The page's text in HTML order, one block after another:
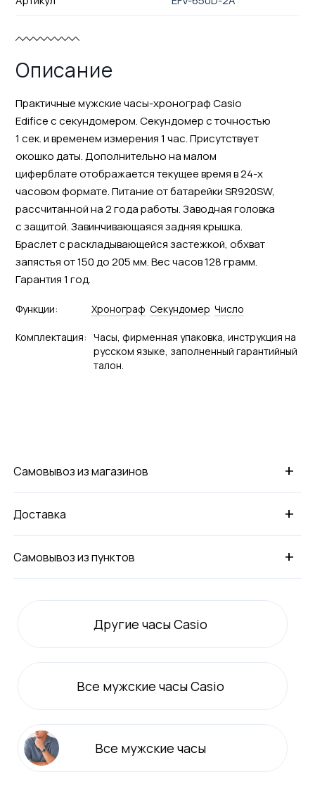
Описание
Практичные мужские часы-хронограф Casio
Edifice с секундомером. Секундомер с точностью
1 сек. и временем измерения 1 час. Присутствует
окошко даты. Дополнительно на малом
циферблате отображается текущее время в 24-х
часовом формате. Питание от батарейки SR920SW,
рассчитанной на 2 года работы. Заводная головка
с защитой. Завинчивающаяся задняя крышка.
Браслет с раскладывающейся застежкой, обхват
запястья от 150 до 205 мм. Вес часов 128 грамм.
Гарантия 1 год.
Функции: Хронограф Секундомер Число
Комплектация: Часы, фирменная упаковка, инструкция на
русском языке, заполненный гарантийный
талон.
+
Самовывоз из магазинов
+
Доставка
+
Самовывоз из пунктов
Другие часы Casio
Все мужские часы Casio
Все мужские часы